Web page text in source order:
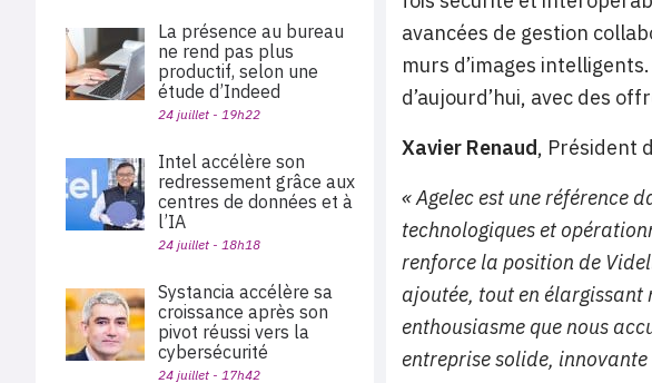
avancées de gestion
murs d’images
d’aujourd’hui, avec des
Xavier Renaud, Président
« Agelec est une référence
technologiques et
renforce la position de
ajoutée, tout en élargissant
enthousiasme que nous
entreprise solide,
La présence au bureau
ne rend pas plus
productif, selon une
étude d’Indeed
24 juillet - 19h22
Intel accélère son
redressement grâce aux
centres de données et à
l’IA
24 juillet - 18h18
Systancia accélère sa
croissance après son
pivot réussi vers la
cybersécurité
24 juillet - 17h42